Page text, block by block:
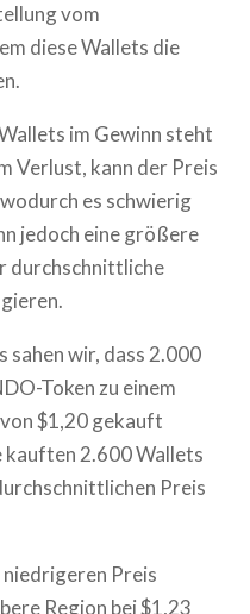
vom
diese Wallets die
im Gewinn steht
Verlust, kann der Preis
es schwierig
jedoch eine größere
durchschnittliche
sahen wir, dass 2.000
Token zu einem
$1,20 gekauft
kauften 2.600 Wallets
Preis
niedrigeren Preis
Region bei $1,23